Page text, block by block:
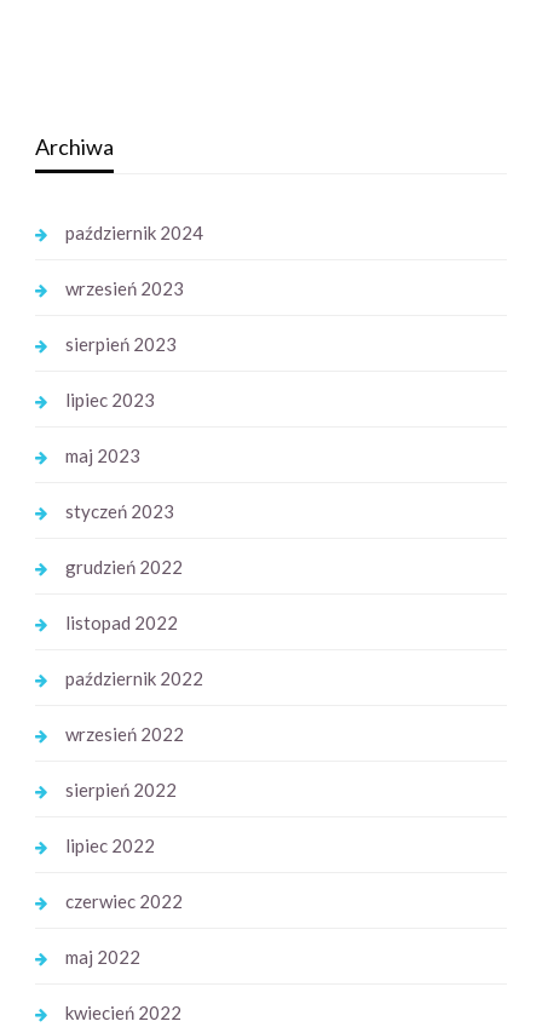
Archiwa
październik 2024
wrzesień 2023
sierpień 2023
lipiec 2023
maj 2023
styczeń 2023
grudzień 2022
listopad 2022
październik 2022
wrzesień 2022
sierpień 2022
lipiec 2022
czerwiec 2022
maj 2022
kwiecień 2022